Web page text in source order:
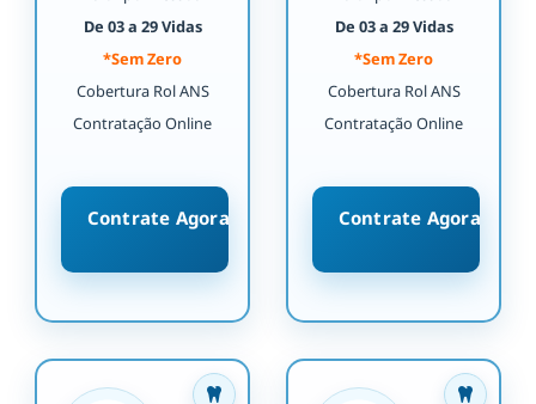
De 03 a 29 Vidas
*Sem Zero
Cobertura Rol ANS
Contratação Online
Contrate Agora
De 03 a 29 Vidas
*Sem Zero
Cobertura Rol ANS
Contratação Online
Contrate Agora